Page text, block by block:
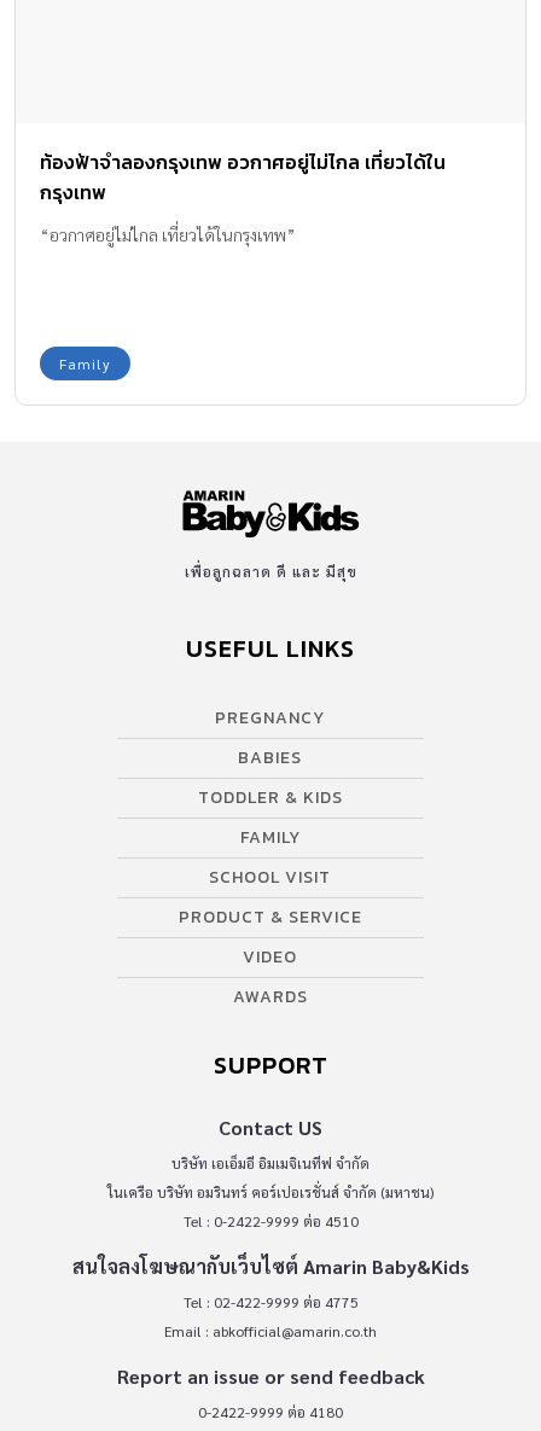
ท้องฟ้าจำลองกรุงเทพ อวกาศอยู่ไม่ไกล เที่ยวได้ใน
กรุงเทพ
“อวกาศอยู่ไม่ไกล เที่ยวได้ในกรุงเทพ”
Family
เพื่อลูกฉลาด ดี และ มีสุข
USEFUL LINKS
PREGNANCY
BABIES
TODDLER & KIDS
FAMILY
SCHOOL VISIT
PRODUCT & SERVICE
VIDEO
AWARDS
SUPPORT
Contact US
บริษัท เอเอ็มอี อิมเมจิเนทีฟ จำกัด
ในเครือ บริษัท อมรินทร์ คอร์เปอเรชั่นส์ จำกัด (มหาชน)
Tel : 0-2422-9999 ต่อ 4510
สนใจลงโฆษณากับเว็บไซต์ Amarin Baby&Kids
Tel : 02-422-9999 ต่อ 4775
Email : abkofficial@amarin.co.th
Report an issue or send feedback
0-2422-9999 ต่อ 4180